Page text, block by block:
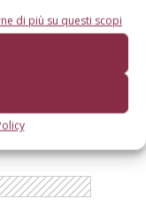
di più su questi scopi